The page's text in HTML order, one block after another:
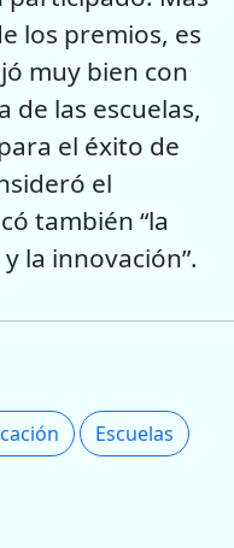
los premios, es
muy bien con
de las escuelas,
el éxito de
el
también “la
la innovación”.
Escuelas